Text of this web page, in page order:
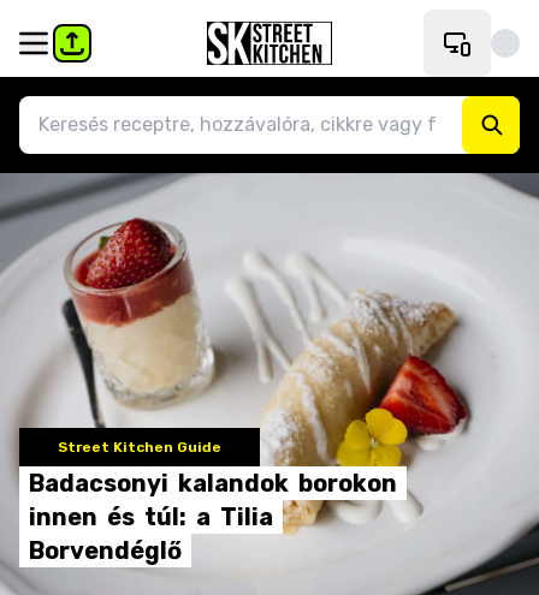
Street Kitchen Guide
Badacsonyi kalandok borokon
innen és túl: a Tilia
Borvendéglő